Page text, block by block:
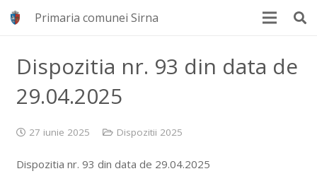
Primaria comunei Sirna
Dispozitia nr. 93 din data de
29.04.2025
27 iunie 2025 Dispozitii 2025
Dispozitia nr. 93 din data de 29.04.2025